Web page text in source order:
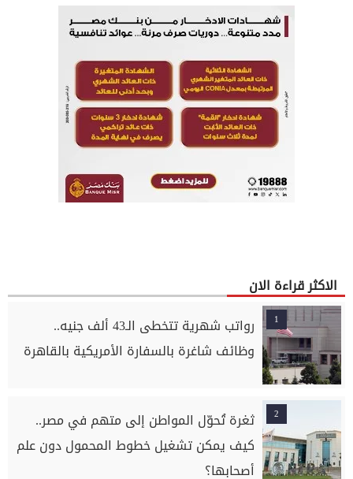
الاكثر قراءة الان
1
رواتب شهرية تتخطى الـ43 ألف جنيه..
وظائف شاغرة بالسفارة الأمريكية بالقاهرة
2
ثغرة تُحوّل المواطن إلى متهم في مصر..
كيف يمكن تشغيل خطوط المحمول دون علم
أصحابها؟